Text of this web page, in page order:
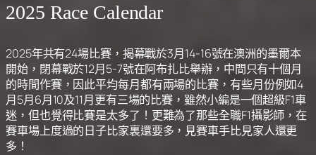
2025 Race Calendar
2025年共有24場比賽，揭幕戰於3月14-16號在澳洲的墨爾本
開始，閉幕戰於12月5-7號在阿布扎比舉辦，中間只有十個月
的時間作賽，因此平均每月都有兩場的比賽，有些月份例如4
月5月6月10及11月更有三場的比賽，雖然小編是一個超級F1車
迷，但也覺得比賽是太多了！更難為了那些全職F1攝影師，在
賽車場上度過的日子比家裏還要多，見賽車手比見家人還更
多！